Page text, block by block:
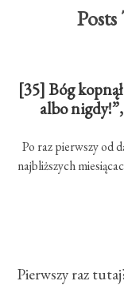
[35] Bóg
albo
Po raz pierwszy od
najbliższych
Pierwszy raz